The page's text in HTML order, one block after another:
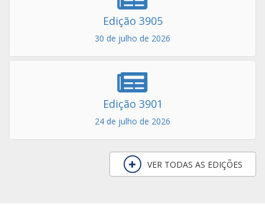
Edição 3905
30 de julho de 2026
Edição 3901
24 de julho de 2026
VER TODAS AS EDIÇÕES